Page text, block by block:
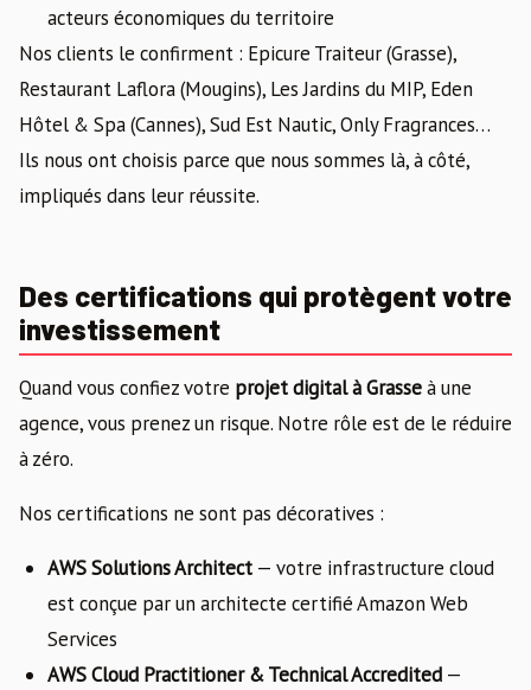
acteurs économiques du territoire
Nos clients le confirment : Epicure Traiteur (Grasse),
Restaurant Laflora (Mougins), Les Jardins du MIP, Eden
Hôtel & Spa (Cannes), Sud Est Nautic, Only Fragrances…
Ils nous ont choisis parce que nous sommes là, à côté,
impliqués dans leur réussite.
Des certifications qui protègent votre
investissement
Quand vous confiez votre projet digital à Grasseà une
agence, vous prenez un risque. Notre rôle est de le réduire
à zéro.
Nos certifications ne sont pas décoratives :
AWS Solutions Architect — votre infrastructure cloud
est conçue par un architecte certifié Amazon Web
Services
AWS Cloud Practitioner & Technical Accredited —